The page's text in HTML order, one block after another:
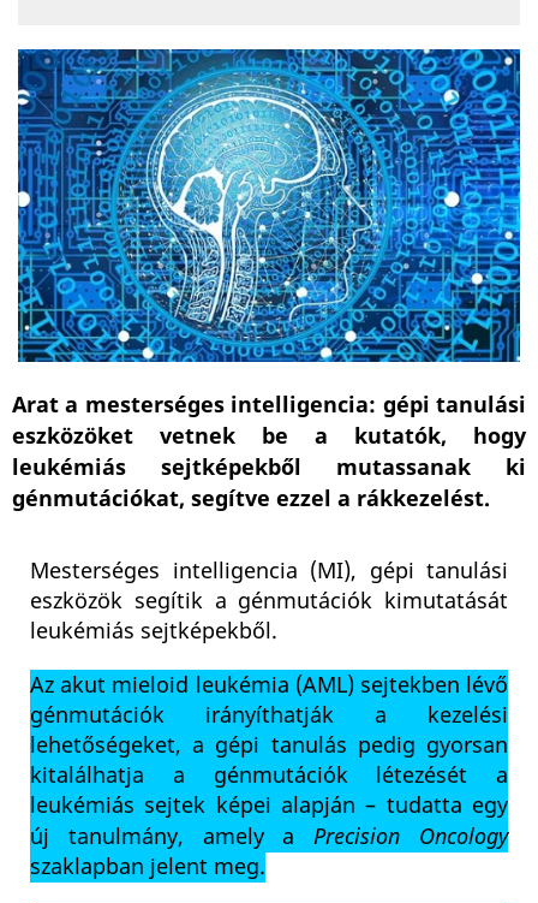
Arat a mesterséges intelligencia: gépi tanulási
eszközöket vetnek be a kutatók, hogy
leukémiás sejtképekből mutassanak ki
génmutációkat, segítve ezzel a rákkezelést.
Mesterséges intelligencia (MI), gépi tanulási
eszközök segítik a génmutációk kimutatását
leukémiás sejtképekből.
Az akut mieloid leukémia (AML) sejtekben lévő
génmutációk irányíthatják a kezelési
lehetőségeket, a gépi tanulás pedig gyorsan
kitalálhatja a génmutációk létezését a
leukémiás sejtek képei alapján – tudatta egy
új tanulmány, amely aPrecision Oncology
szaklapban jelent meg.